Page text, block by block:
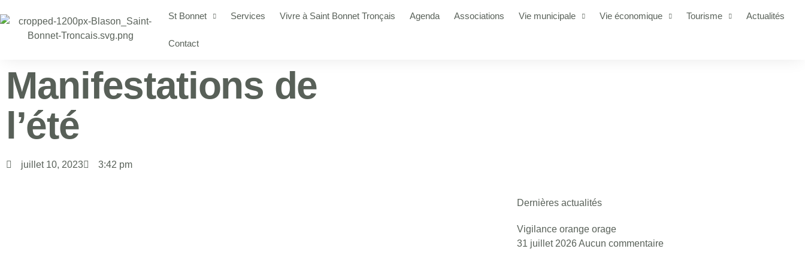
St Bonnet Services Vivre à Saint Bonnet Tronçais Agenda Associations Vie municipale Vie économique Tourisme Actualités
Contact
Manifestations de
l’été
juillet 10, 2023 3:42 pm
Dernières actualités
Vigilance orange orage
31 juillet 2026Aucun commentaire